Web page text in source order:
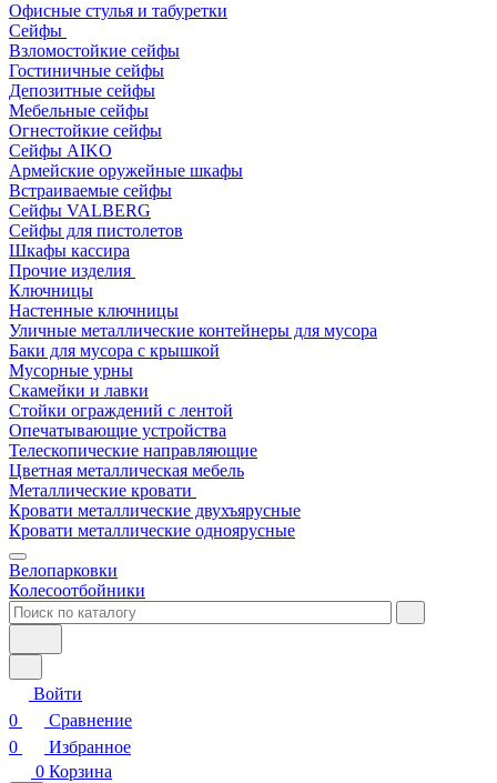
Офисные стулья и табуретки
Сейфы
Взломостойкие сейфы
Гостиничные сейфы
Депозитные сейфы
Мебельные сейфы
Огнестойкие сейфы
Сейфы AIKO
Армейские оружейные шкафы
Встраиваемые сейфы
Сейфы VALBERG
Сейфы для пистолетов
Шкафы кассира
Прочие изделия
Ключницы
Настенные ключницы
Уличные металлические контейнеры для мусора
Баки для мусора с крышкой
Мусорные урны
Скамейки и лавки
Стойки ограждений с лентой
Опечатывающие устройства
Телескопические направляющие
Цветная металлическая мебель
Металлические кровати
Кровати металлические двухъярусные
Кровати металлические одноярусные
Велопарковки
Колесоотбойники
Войти
0
Сравнение
0
Избранное
0 Корзина